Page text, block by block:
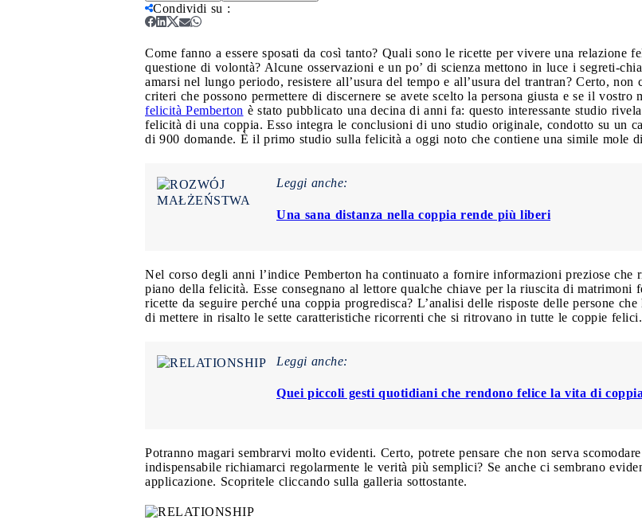
Condividi su :
Come fanno a essere sposati da così tanto? Quali sono le ricette per vivere una relazione
questione di volontà? Alcune osservazioni e un po’ di scienza mettono in luce i segreti-
amarsi nel lungo periodo, resistere all’usura del tempo e all’usura del trantran? Certo,
criteri che possono permettere di discernere se avete scelto la persona giusta e se il vostro
felicità Pemberton è stato pubblicato una decina di anni fa: questo interessante studio
felicità di una coppia. Esso integra le conclusioni di uno studio originale, condotto su un
di 900 domande. È il primo studio sulla felicità a oggi noto che contiene una simile mole
Leggi anche:
Una sana distanza nella coppia rende più liberi
Nel corso degli anni l’indice Pemberton ha continuato a fornire informazioni preziose
piano della felicità. Esse consegnano al lettore qualche chiave per la riuscita di
ricette da seguire perché una coppia progredisca? L’analisi delle risposte delle persone
di mettere in risalto le sette caratteristiche ricorrenti che si ritrovano in tutte le coppie felici.
Leggi anche:
Quei piccoli gesti quotidiani che rendono felice la vita di coppia
Potranno magari sembrarvi molto evidenti. Certo, potrete pensare che non serva
indispensabile richiamarci regolarmente le verità più semplici? Se anche ci sembrano
applicazione. Scopritele cliccando sulla galleria sottostante.